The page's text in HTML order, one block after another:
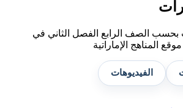
الصف الرابع الفصل الثاني في
المناهج الإماراتية
الفيديوهات